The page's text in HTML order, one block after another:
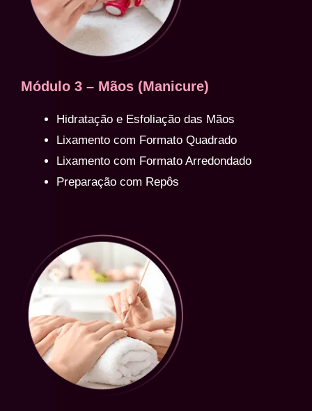
Módulo 3 – Mãos (Manicure)
Hidratação e Esfoliação das Mãos
Lixamento com Formato Quadrado
Lixamento com Formato Arredondado
Preparação com Repôs